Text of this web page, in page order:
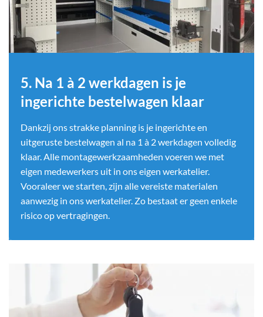
5. Na 1 à 2 werkdagen is je
ingerichte bestelwagen klaar
Dankzij ons strakke planning is je ingerichte en
uitgeruste bestelwagen al na 1 à 2 werkdagen volledig
klaar. Alle montagewerkzaamheden voeren we met
eigen medewerkers uit in ons eigen werkatelier.
Vooraleer we starten, zijn alle vereiste materialen
aanwezig in ons werkatelier. Zo bestaat er geen enkele
risico op vertragingen.